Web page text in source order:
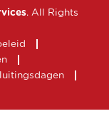
. All Rights